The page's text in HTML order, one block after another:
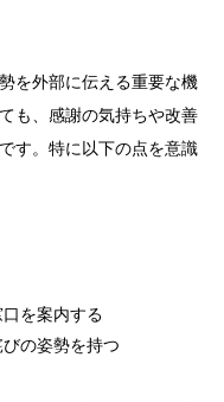
を外部に伝える重要な機
も、感謝の気持ちや改善
す。特に以下の点を意識
を案内する
の姿勢を持つ